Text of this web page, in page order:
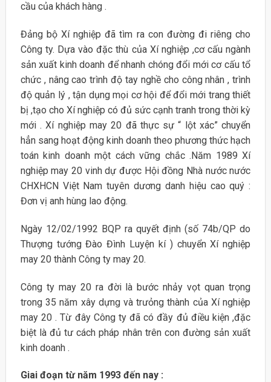
cầu của khách hàng .
Đảng bộ Xí nghiệp đã tìm ra con đường đi riêng cho
Công ty. Dựa vào đặc thù của Xí nghiệp ,cơ cấu ngành
sản xuất kinh doanh để nhanh chóng đổi mới cơ cấu tổ
chức , nâng cao trình độ tay nghề cho công nhân , trình
độ quản lý , tận dụng mọi cơ hội để đổi mới trang thiết
bị ,tạo cho Xí nghiệp có đủ sức cạnh tranh trong thời kỳ
mới . Xí nghiệp may 20 đã thực sự “ lột xác” chuyển
hẳn sang hoạt động kinh doanh theo phương thức hạch
toán kinh doanh một cách vững chắc .Năm 1989 Xí
nghiệp may 20 vinh dự được Hội đồng Nhà nước nước
CHXHCN Việt Nam tuyên dương danh hiệu cao quý :
Đơn vị anh hùng lao động.
Ngày 12/02/1992 BQP ra quyết định (số 74b/QP do
Thượng tướng Đào Đình Luyện kí ) chuyển Xí nghiệp
may 20 thành Công ty may 20.
Công ty may 20 ra đời là bước nhảy vọt quan trọng
trong 35 năm xây dựng và trưỏng thành của Xí nghiệp
may 20 . Từ đây Công ty đã có đầy đủ điều kiện ,đặc
biệt là đủ tư cách pháp nhân trên con đường sản xuất
kinh doanh .
Giai đoạn từ năm 1993 đến nay :